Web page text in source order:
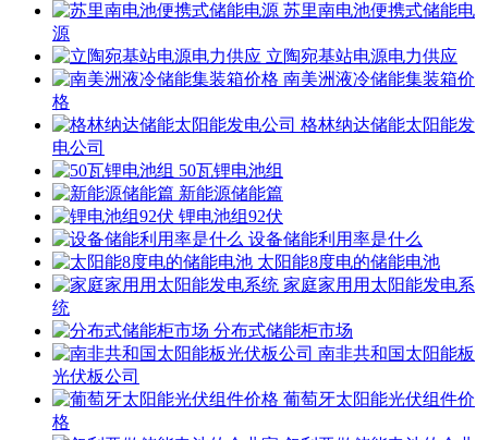
苏里南电池便携式储能电
源
立陶宛基站电源电力供应
南美洲液冷储能集装箱价
格
格林纳达储能太阳能发
电公司
50瓦锂电池组
新能源储能篇
锂电池组92伏
设备储能利用率是什么
太阳能8度电的储能电池
家庭家用用太阳能发电系
统
分布式储能柜市场
南非共和国太阳能板
光伏板公司
葡萄牙太阳能光伏组件价
格